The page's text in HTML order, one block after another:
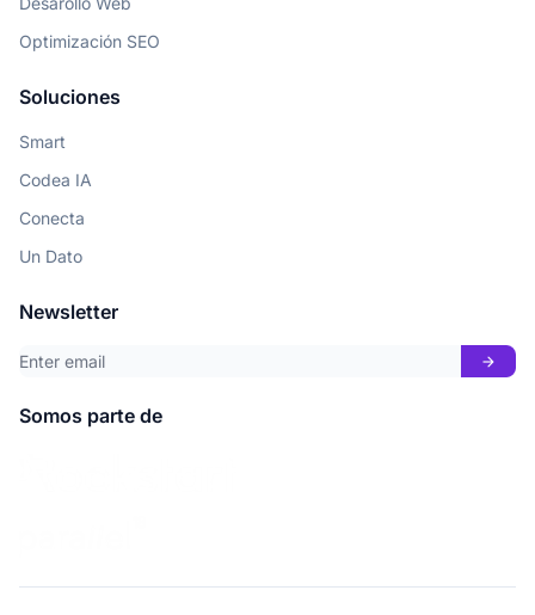
Optimización SEO
Soluciones
Smart
Codea IA
Conecta
Un Dato
Newsletter
arrow_forward
Somos parte de